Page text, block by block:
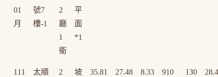
01
月
號7
樓-1
2
廳
1
衛
平
面
*1
111
太順
2
坡
35.81 27.48 8.33 910 130 28.4